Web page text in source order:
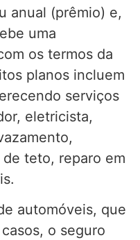
anual (prêmio) e,
uma
os termos da
planos incluem
serviços
eletricista,
teto, reparo em
automóveis, que
o seguro